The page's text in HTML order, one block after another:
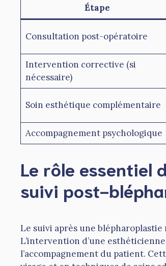
Étape
Consultation post-opératoire
Intervention corrective (si
nécessaire)
Soin esthétique complémentaire
Accompagnement psychologique
Le rôle essentiel
suivi post-
Le suivi après une
L’intervention d’une
l’accompagnement du patient.